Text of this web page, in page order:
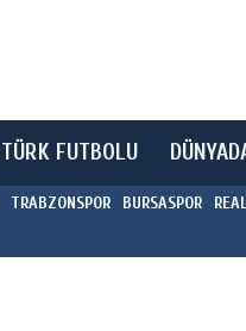
TÜRK FUTBOLU
TRABZONSPOR BURSASPOR